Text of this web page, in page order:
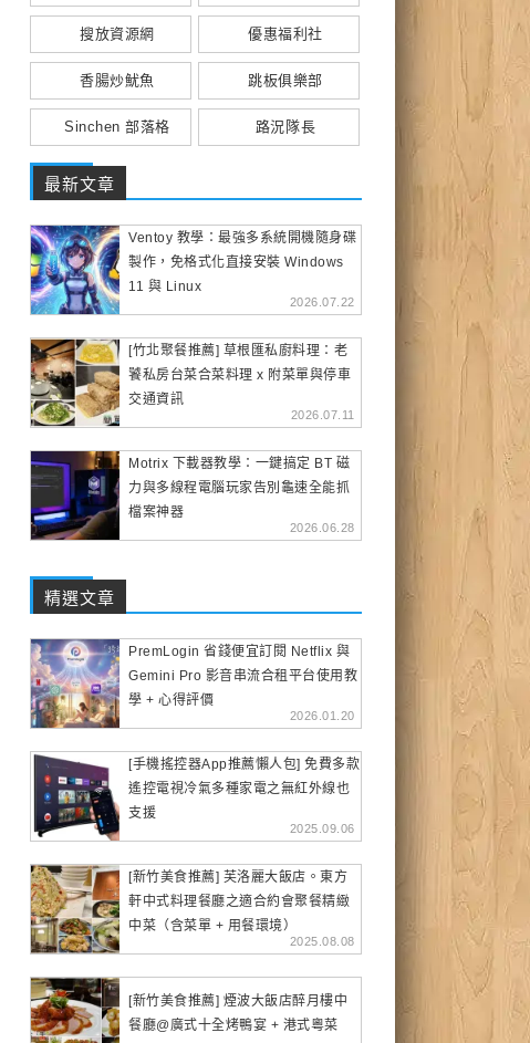
搜放資源網 優惠福利社
香腸炒魷魚 跳板俱樂部
Sinchen 部落格 路況隊長
最新文章
Ventoy 教學：最強多系統開機隨身碟
製作，免格式化直接安裝 Windows
11 與 Linux
2026.07.22
[竹北聚餐推薦] 草根匯私廚料理：老
饕私房台菜合菜料理 x 附菜單與停車
交通資訊
2026.07.11
Motrix 下載器教學：一鍵搞定 BT 磁
力與多線程電腦玩家告別龜速全能抓
檔案神器
2026.06.28
精選文章
PremLogin 省錢便宜訂閱 Netflix 與
Gemini Pro 影音串流合租平台使用教
學 + 心得評價
2026.01.20
[手機搖控器App推薦懶人包] 免費多款
遙控電視冷氣多種家電之無紅外線也
支援
2025.09.06
[新竹美食推薦] 芙洛麗大飯店。東方
軒中式料理餐廳之適合約會聚餐精緻
中菜（含菜單 + 用餐環境）
2025.08.08
[新竹美食推薦] 煙波大飯店醉月樓中
餐廳@廣式十全烤鴨宴 + 港式粵菜